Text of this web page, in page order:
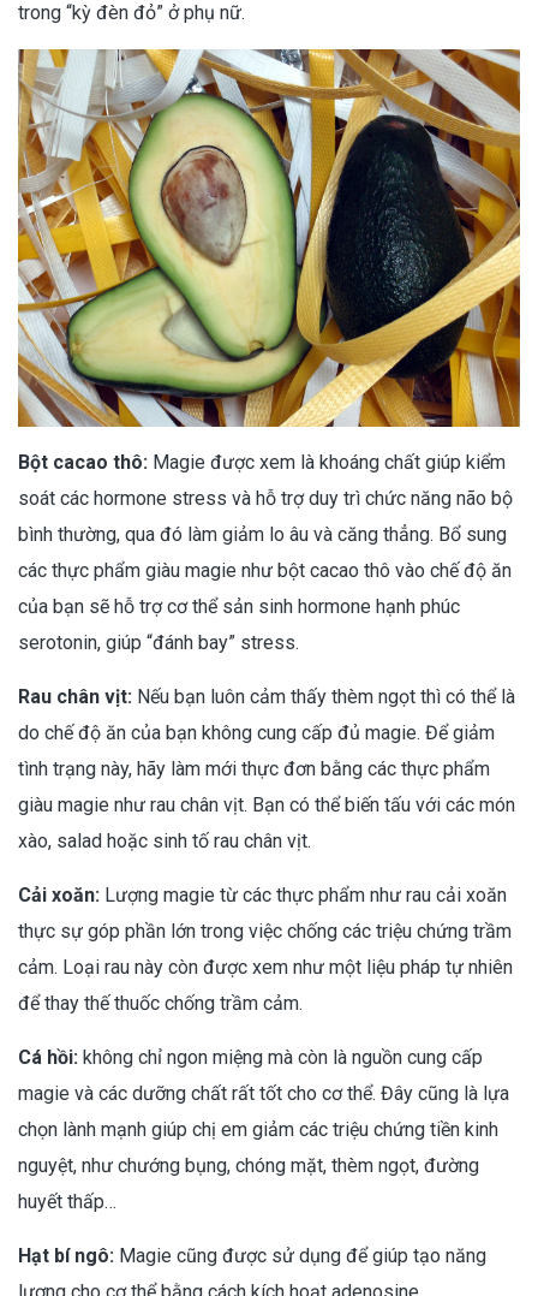
trong “kỳ đèn đỏ” ở phụ nữ.
Bột cacao thô: Magie được xem là khoáng chất giúp kiểm
soát các hormone stress và hỗ trợ duy trì chức năng não bộ
bình thường, qua đó làm giảm lo âu và căng thẳng. Bổ sung
các thực phẩm giàu magie như bột cacao thô vào chế độ ăn
của bạn sẽ hỗ trợ cơ thể sản sinh hormone hạnh phúc
serotonin, giúp “đánh bay” stress.
Rau chân vịt: Nếu bạn luôn cảm thấy thèm ngọt thì có thể là
do chế độ ăn của bạn không cung cấp đủ magie. Để giảm
tình trạng này, hãy làm mới thực đơn bằng các thực phẩm
giàu magie như rau chân vịt. Bạn có thể biến tấu với các món
xào, salad hoặc sinh tố rau chân vịt.
Cải xoăn: Lượng magie từ các thực phẩm như rau cải xoăn
thực sự góp phần lớn trong việc chống các triệu chứng trầm
cảm. Loại rau này còn được xem như một liệu pháp tự nhiên
để thay thế thuốc chống trầm cảm.
Cá hồi: không chỉ ngon miệng mà còn là nguồn cung cấp
magie và các dưỡng chất rất tốt cho cơ thể. Đây cũng là lựa
chọn lành mạnh giúp chị em giảm các triệu chứng tiền kinh
nguyệt, như chướng bụng, chóng mặt, thèm ngọt, đường
huyết thấp…
Hạt bí ngô: Magie cũng được sử dụng để giúp tạo năng